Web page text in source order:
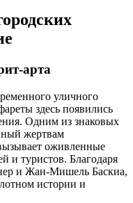
арта
уличного
здесь появились
Одним из знаковых
жертвам
оживленные
и туристов. Благодаря
и Жан-Мишель Баскиа,
истории и